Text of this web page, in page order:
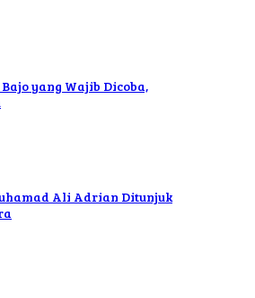
yang Wajib Dicoba,
Ali Adrian Ditunjuk